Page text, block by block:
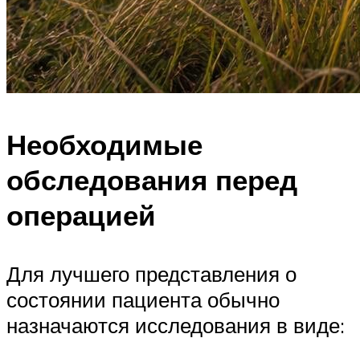
Необходимые
обследования перед
операцией
Для лучшего представления о
состоянии пациента обычно
назначаются исследования в виде: